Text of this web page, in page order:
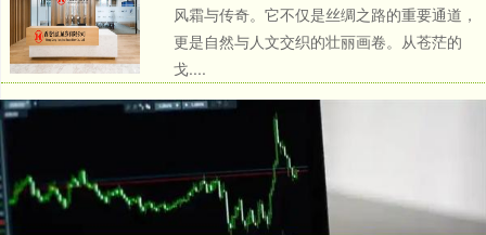
风霜与传奇。它不仅是丝绸之路的重要通道，
更是自然与人文交织的壮丽画卷。从苍茫的
戈....